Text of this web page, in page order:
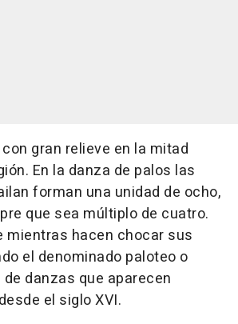
gran relieve en la mitad
En la danza de palos las
forman una unidad de ocho,
que sea múltiplo de cuatro.
mientras hacen chocar sus
el denominado paloteo o
danzas que aparecen
el siglo XVI.